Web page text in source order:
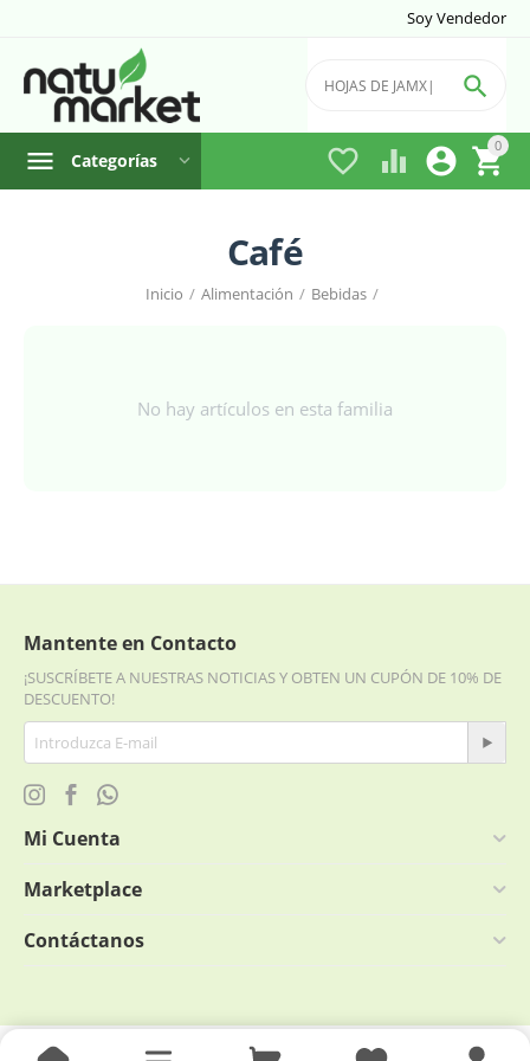
Soy Vendedor
0


 

Categorías
Café
Inicio / Alimentación / Bebidas /
No hay artículos en esta familia
Mantente en Contacto
¡SUSCRÍBETE A NUESTRAS NOTICIAS Y OBTEN UN CUPÓN DE 10% DE
DESCUENTO!
Mi Cuenta
Marketplace
Contáctanos